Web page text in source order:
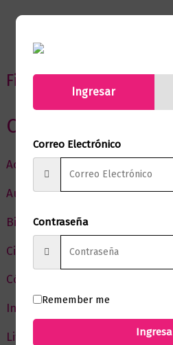
Filtrar por precio
Categorias
Actualidad
Autor del Mes
Bienestar
Ciencia y Conocimiento
Cómic y Fantasía
Infantil y Juvenil
Literatura
Ingresar
Correo Electrónico
Contraseña
Remember me
Ingresa